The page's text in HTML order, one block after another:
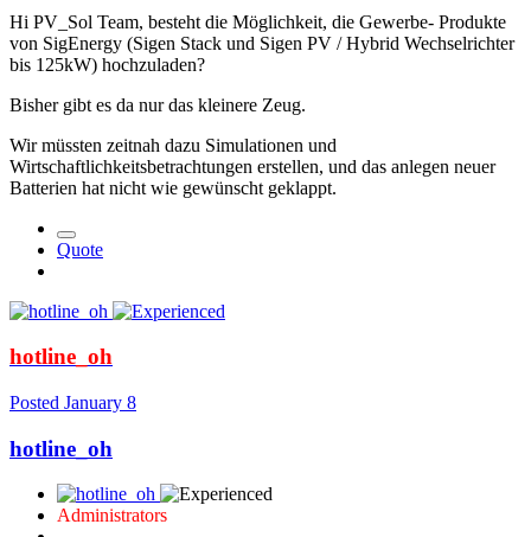
Hi PV_Sol Team, besteht die Möglichkeit, die Gewerbe- Produkte
von SigEnergy (Sigen Stack und Sigen PV / Hybrid Wechselrichter
bis 125kW) hochzuladen?
Bisher gibt es da nur das kleinere Zeug.
Wir müssten zeitnah dazu Simulationen und
Wirtschaftlichkeitsbetrachtungen erstellen, und das anlegen neuer
Batterien hat nicht wie gewünscht geklappt.
Quote
hotline_oh
Posted January 8
hotline_oh
Administrators